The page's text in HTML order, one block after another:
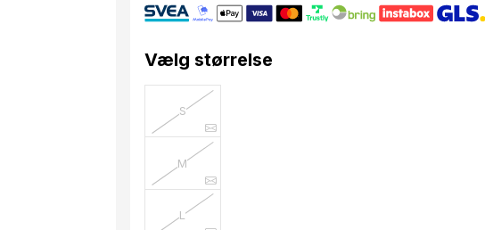
Vælg størrelse
S
M
L